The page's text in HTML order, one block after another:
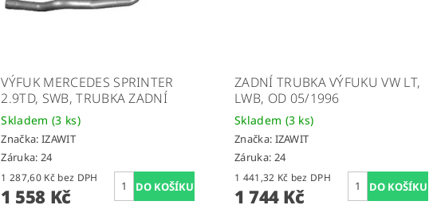
VÝFUK MERCEDES SPRINTER
2.9TD, SWB, TRUBKA ZADNÍ
Skladem (3 ks)
Značka: IZAWIT
Záruka: 24
1 287,60 Kč bez DPH
1 558 Kč
ZADNÍ TRUBKA VÝFUKU VW LT,
LWB, OD 05/1996
Skladem (3 ks)
Značka: IZAWIT
Záruka: 24
1 441,32 Kč bez DPH
1 744 Kč